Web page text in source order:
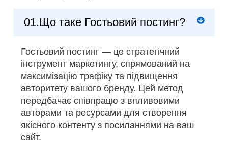
01.Що таке Гостьовий постинг?
Гостьовий постинг — це стратегічний
інструмент маркетингу, спрямований на
максимізацію трафіку та підвищення
авторитету вашого бренду. Цей метод
передбачає співпрацю з впливовими
авторами та ресурсами для створення
якісного контенту з посиланнями на ваш
сайт.